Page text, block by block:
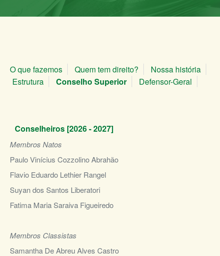
O que fazemos Quem tem direito?
Nossa história
Estrutura
Conselho Superior Defensor-Geral
Conselheiros [2026 - 2027]
Membros Natos
Paulo Vinícius Cozzolino Abrahão
Flavio Eduardo Lethier Rangel
Suyan dos Santos Liberatori
Fatima Maria Saraiva Figueiredo
Membros Classistas
Samantha De Abreu Alves Castro